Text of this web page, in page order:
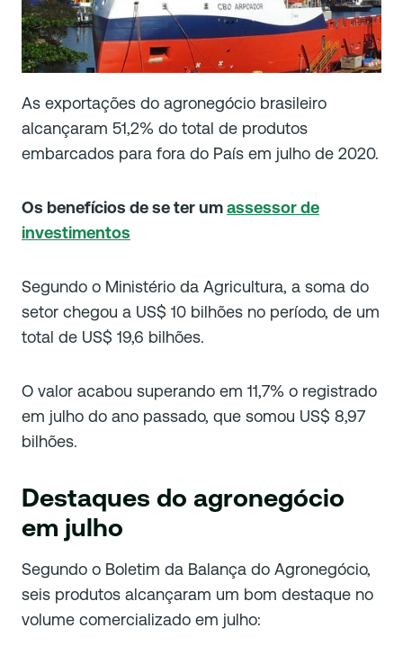
As exportações do agronegócio brasileiro
alcançaram 51,2% do total de produtos
embarcados para fora do País em julho de 2020.
Os benefícios de se ter umassessor de
investimentos
Segundo o Ministério da Agricultura, a soma do
setor chegou a US$ 10 bilhões no período, de um
total de US$ 19,6 bilhões.
O valor acabou superando em 11,7% o registrado
em julho do ano passado, que somou US$ 8,97
bilhões.
Destaques do agronegócio
em julho
Segundo o Boletim da Balança do Agronegócio,
seis produtos alcançaram um bom destaque no
volume comercializado em julho: